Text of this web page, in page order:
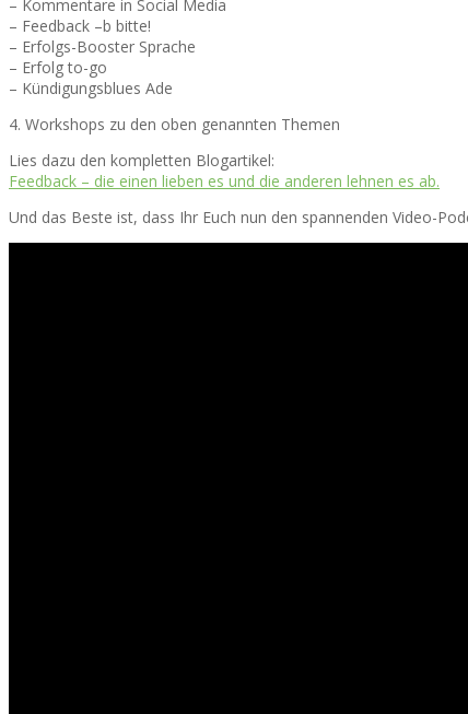
– Kommentare in Social Media
– Feedback –b bitte!
– Erfolgs-Booster Sprache
– Erfolg to-go
– Kündigungsblues Ade
4. Workshops zu den oben genannten Themen
Lies dazu den kompletten Blogartikel:
Feedback – die einen lieben es und die anderen lehnen es ab.
Und das Beste ist, dass Ihr Euch nun den spannenden Video-